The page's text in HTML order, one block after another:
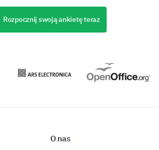
Rozpocznij swoją ankietę teraz
O nas